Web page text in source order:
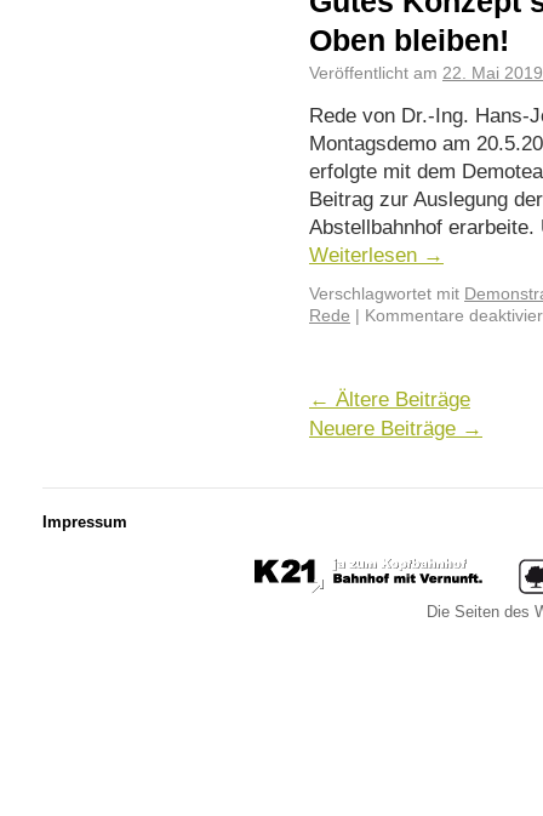
Oben bleiben!
Veröffentlicht am 22. Mai 2019
Rede von Dr.-Ing. Hans-
Montagsdemo am
erfolgte mit dem
Beitrag zur Auslegung
Abstellbahnhof
Weiterlesen →
Verschlagwortet mit
Rede
Kommentare
← Ältere Beiträge
Neuere Beiträge →
Impressum
Die Seiten des